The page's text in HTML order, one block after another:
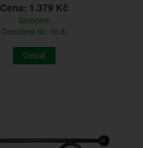
Cena: 1.379 Kč
Skladem
Doručíme do: 10.8.
Detail